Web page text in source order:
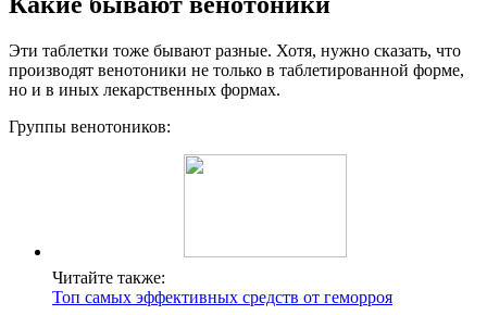
Эти таблетки тоже бывают разные. Хотя, нужно сказать, что
производят венотоники не только в таблетированной форме,
но и в иных лекарственных формах.
Группы венотоников:
Читайте также:
Топ самых эффективных средств от геморроя